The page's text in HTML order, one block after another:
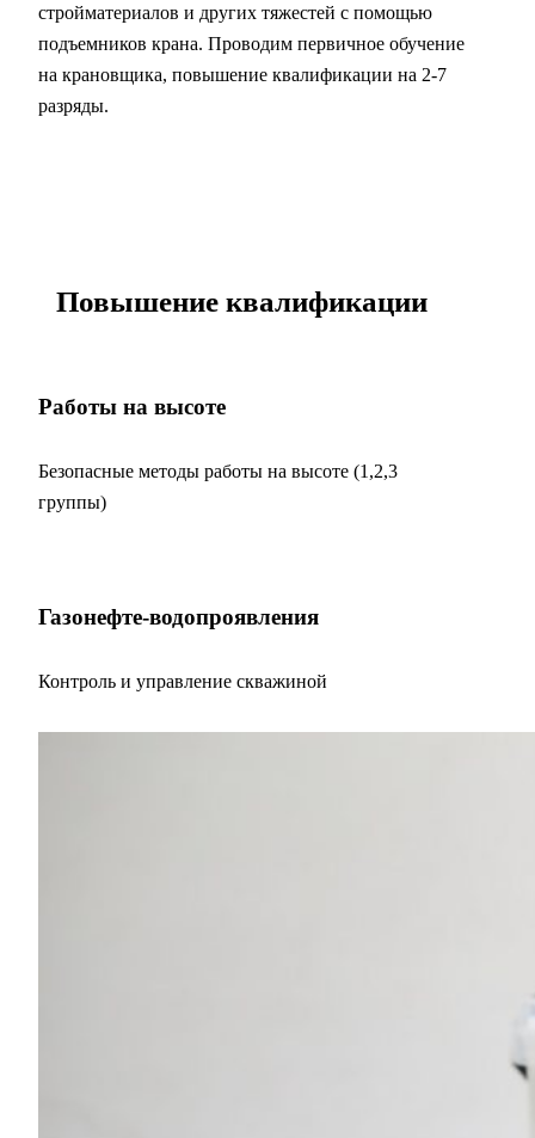
стройматериалов и других тяжестей с помощью
подъемников крана. Проводим первичное обучение
на крановщика, повышение квалификации на 2-7
разряды.
Повышение квалификации
Работы на высоте
Безопасные методы работы на высоте (1,2,3
группы)
Газонефте-водопроявления
Контроль и управление скважиной